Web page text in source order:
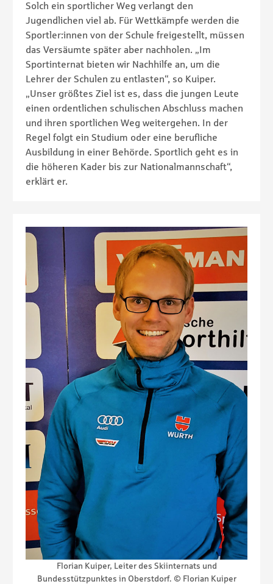
Solch ein sportlicher Weg verlangt den
Jugendlichen viel ab. Für Wettkämpfe werden die
Sportler:innen von der Schule freigestellt, müssen
das Versäumte später aber nachholen. „Im
Sportinternat bieten wir Nachhilfe an, um die
Lehrer der Schulen zu entlasten“, so Kuiper.
„Unser größtes Ziel ist es, dass die jungen Leute
einen ordentlichen schulischen Abschluss machen
und ihren sportlichen Weg weitergehen. In der
Regel folgt ein Studium oder eine berufliche
Ausbildung in einer Behörde. Sportlich geht es in
die höheren Kader bis zur Nationalmannschaft“,
erklärt er.
Florian Kuiper, Leiter des Skiinternats und
Bundesstützpunktes in Oberstdorf. © Florian Kuiper